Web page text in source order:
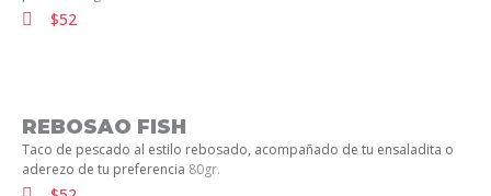
$52
REBOSAO FISH
Taco de pescado al estilo rebosado, acompañado de tu ensaladita o
aderezo de tu preferencia 80gr.